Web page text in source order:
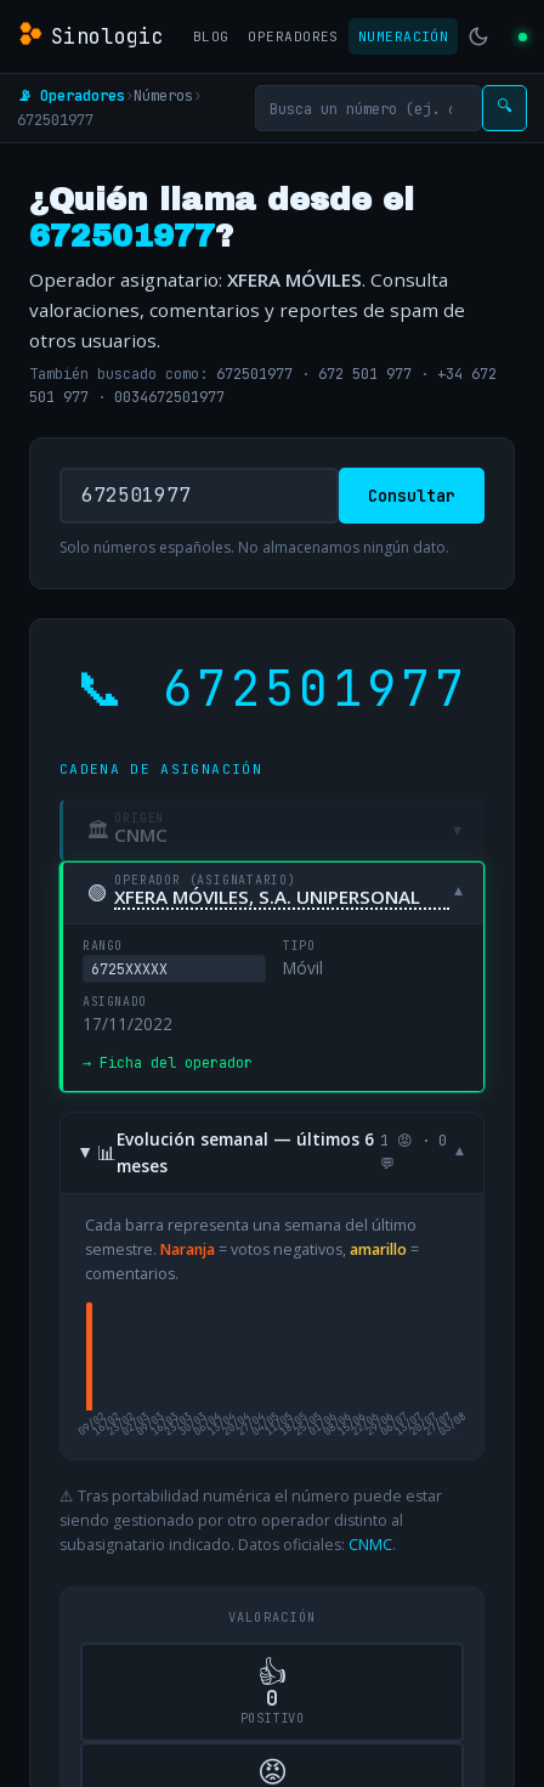
Sinologic BLOG OPERADORES NUMERACIÓN
📡 Operadores›Números›
672501977
🔍
¿Quién llama desde el
672501977?
Operador asignatario: XFERA MÓVILES. Consulta
valoraciones, comentarios y reportes de spam de
otros usuarios.
También buscado como: 672501977 · 672 501 977 · +34 672
501 977 · 0034672501977
Consultar
Solo números españoles. No almacenamos ningún dato.
📞 672501977
CADENA DE ASIGNACIÓN
🏛 ORIGEN
CNMC ▾
🟢 OPERADOR (ASIGNATARIO)
XFERA MÓVILES, S.A. UNIPERSONAL ▾
RANGO
6725XXXXX
TIPO
Móvil
ASIGNADO
17/11/2022
→ Ficha del operador
📊
Evolución semanal — últimos 6
meses
1 😡 · 0
💬
▾
Cada barra representa una semana del último
semestre. Naranja= votos negativos, amarillo =
comentarios.
09/02
16/0223/0202/0309/0316/0323/0330/0306/0413/0420/0427/0404/0511/0518/0525/0501/0608/0615/0622/0629/0606/0713/0720/0727/07
03/08
⚠️ Tras portabilidad numérica el número puede estar
siendo gestionado por otro operador distinto al
subasignatario indicado. Datos oficiales: CNMC.
VALORACIÓN
👍
0
POSITIVO
😡